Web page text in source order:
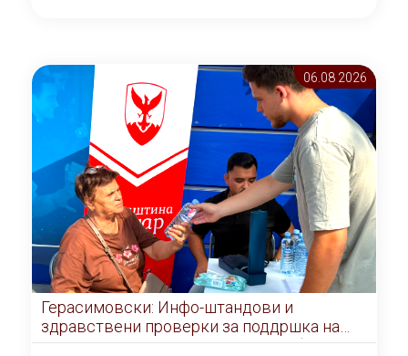
06.08 2026
Герасимовски: Инфо-штандови и
здравствени проверки за поддршка на
граѓаните во услови на топлотен бран